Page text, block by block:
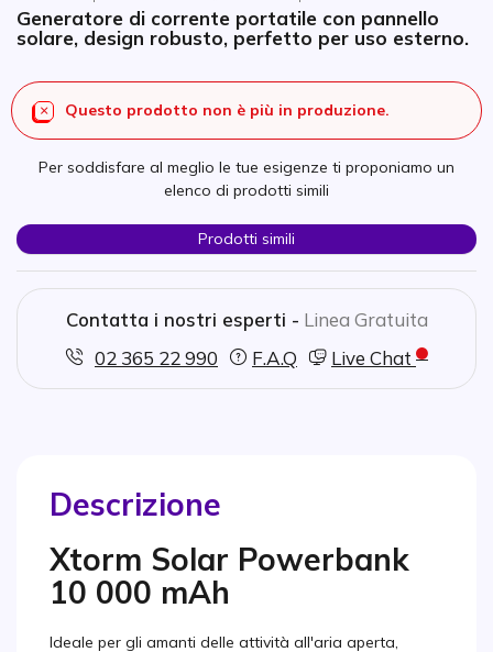
Generatore di corrente portatile con pannello
solare, design robusto, perfetto per uso esterno.
Questo prodotto non è più in produzione.
Per soddisfare al meglio le tue esigenze ti proponiamo un
elenco di prodotti simili
Prodotti simili
Contatta i nostri esperti - Linea Gratuita
02 365 22 990
F.A.Q Live Chat
Descrizione
Xtorm Solar Powerbank
10 000 mAh
Ideale per gli amanti delle attività all'aria aperta,